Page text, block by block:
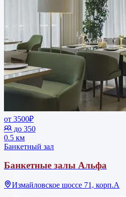
от 3500₽
до 350
0.5 км
Банкетный зал
Банкетные залы Альфа
Измайловское шоссе 71, корп.А